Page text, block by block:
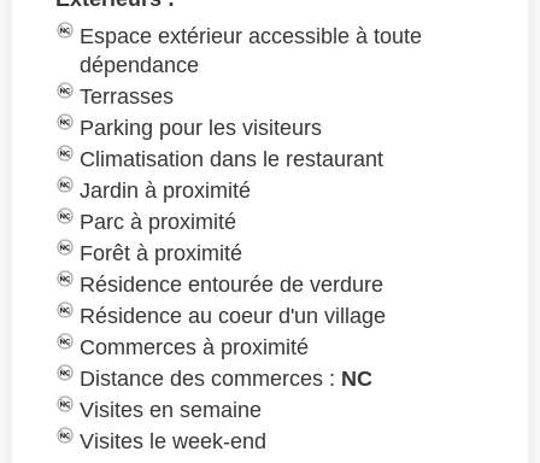
Espace extérieur accessible à toute
dépendance
Terrasses
Parking pour les visiteurs
Climatisation dans le restaurant
Jardin à proximité
Parc à proximité
Forêt à proximité
Résidence entourée de verdure
Résidence au coeur d'un village
Commerces à proximité
Distance des commerces : NC
Visites en semaine
Visites le week-end